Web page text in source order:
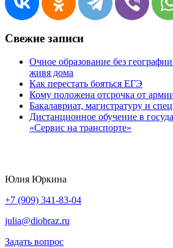
Свежие записи
Очное образование без
живя дома
Как перестать бояться ЕГЭ
Кому положена отсрочка от
Бакалавриат, магистратуру и
Дистанционное обучение в
«Сервис на транспорте»
Юлия Юркина
+7 (909) 341-83-04
julia@diobraz.ru
Задать вопрос